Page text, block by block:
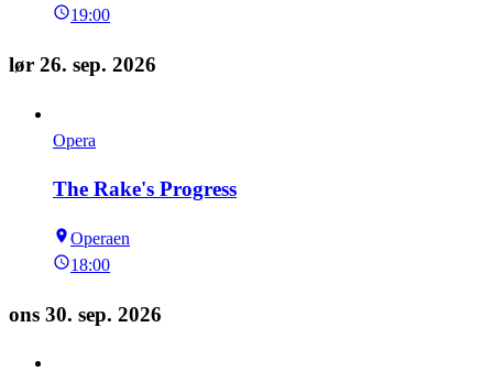
19:00
lør 26. sep. 2026
Opera
The Rake's Progress
Operaen
18:00
ons 30. sep. 2026